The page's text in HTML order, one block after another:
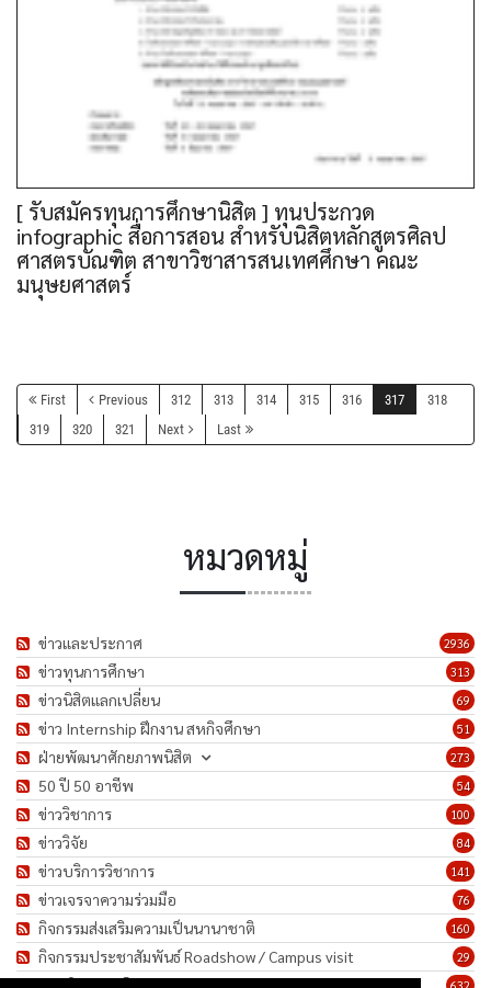
[ รับสมัครทุนการศึกษานิสิต ] ทุนประกวด
infographic สื่อการสอน สำหรับนิสิตหลักสูตรศิลป
ศาสตรบัณฑิต สาขาวิชาสารสนเทศศึกษา คณะ
มนุษยศาสตร์
First Previous 312 313 314 315 316 317
318
319
320 321 Next Last
หมวดหมู่
2936
ข่าวและประกาศ
313
ข่าวทุนการศึกษา
69
ข่าวนิสิตแลกเปลี่ยน
51
ข่าว Internship ฝึกงาน สหกิจศึกษา
273
ฝ่ายพัฒนาศักยภาพนิสิต
54
50 ปี 50 อาชีพ
100
ข่าววิชาการ
84
ข่าววิจัย
141
ข่าวบริการวิชาการ
76
ข่าวเจรจาความร่วมมือ
160
กิจกรรมส่งเสริมความเป็นนานาชาติ
29
กิจกรรมประชาสัมพันธ์ Roadshow / Campus visit